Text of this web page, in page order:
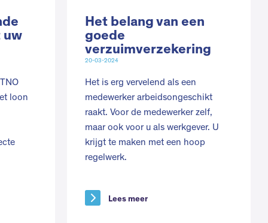
uw
loon
Het belang van een
goede
verzuimverzekering
20-03-2024
Het is erg vervelend als een
medewerker arbeidsongeschikt
raakt. Voor de medewerker zelf,
maar ook voor u als werkgever. U
krijgt te maken met een hoop
regelwerk.
Lees meer